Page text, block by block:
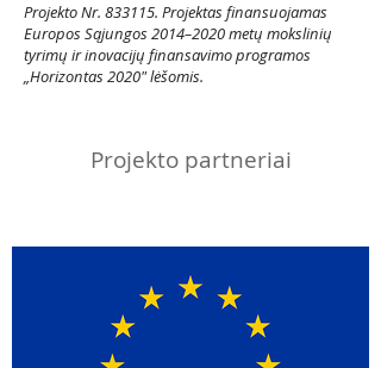
Projekto Nr. 833115. Projektas finansuojamas
Europos Sąjungos 2014–2020 metų mokslinių
tyrimų ir inovacijų finansavimo programos
„Horizontas 2020″ lėšomis.
Projekto partneriai